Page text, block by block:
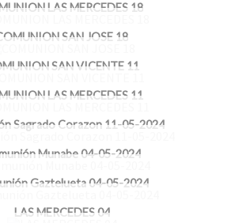
LAS MERCEDES 18
SAN JOSE 18
SAN VICENTE 11
LAS MERCEDES 11
Sagrado Corazon 11-05-2024
Munabe 04-05-2024
Gaztelueta 04-05-2024
LAS MERCEDES 04